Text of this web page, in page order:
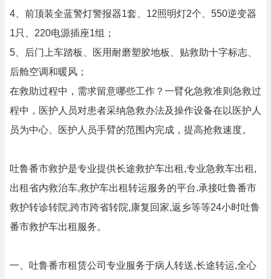
4、前顶装全蓝警灯警报器1套、12照明灯2个、550逆变器
1只、220电源插座1组；
5、后门上车踏板、医用耐磨塑胶地板、贴救助十字标志、
后舱空调和暖风；
在救助过程中，需求留意哪些工作？一臂化急救准则急救过
程中，医护人员对患者采纳急救办法及操作设备在以医护人
员为中心、医护人员手臂的范围内完成，提高抢救速度。
吐鲁番市救护是专业提供长途救护车出租,专业急救车出租,
出租省内救治车,救护车出租转运服务的平台.承接吐鲁番市
救护转诊转院,跨市跨省转院,康复回家,返乡等等24小时吐鲁
番市救护车出租服务。
一、吐鲁番市租赁公司专业服务于病人转送,长途转运,全心